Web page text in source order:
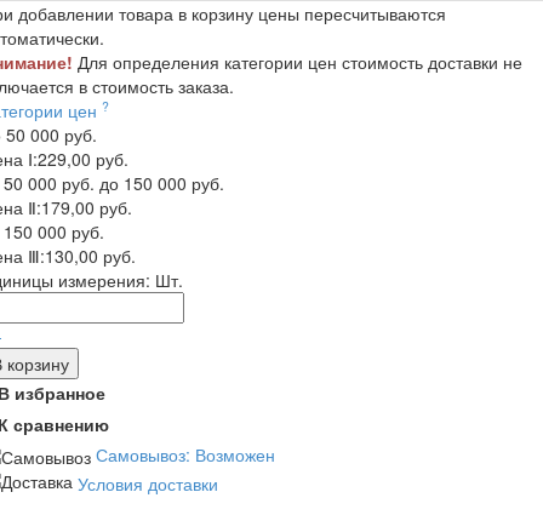
добавлении товара в корзину цены пересчитываются
Для определения категории цен стоимость доставки не
в стоимость заказа.
цен ?
50 000 руб.
Ⅰ:229,00 руб.
50 000 руб. до 150 000 руб.
Ⅱ:179,00 руб.
150 000 руб.
Ⅲ:130,00 руб.
измерения: Шт.
корзину
избранное
сравнению
Самовывоз: Возможен
Условия доставки